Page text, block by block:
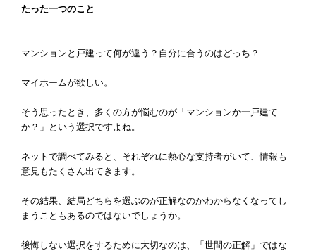
たった一つのこと
マンションと戸建って何が違う？自分に合うのはどっち？
マイホームが欲しい。
そう思ったとき、多くの方が悩むのが「マンションか一戸建て
か？」という選択ですよね。
ネットで調べてみると、それぞれに熱心な支持者がいて、情報も
意見もたくさん出てきます。
その結果、結局どちらを選ぶのが正解なのかわからなくなってし
まうこともあるのではないでしょうか。
後悔しない選択をするために大切なのは、「世間の正解」ではな